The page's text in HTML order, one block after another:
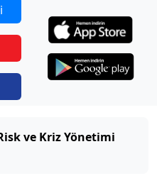
ve Kriz Yönetimi